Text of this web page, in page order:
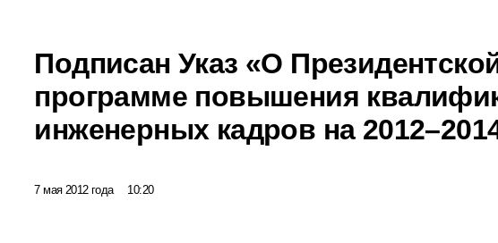
Подписан Указ «О
программе повышения
инженерных кадров на
7 мая 2012 года 10:20